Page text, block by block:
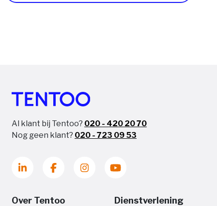
Al klant bij Tentoo? 020 - 420 20 70
Nog geen klant? 020 - 723 09 53
Over Tentoo Dienstverlening